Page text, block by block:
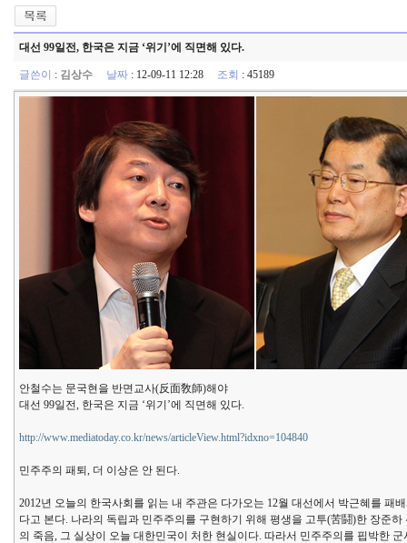
대선 99일전, 한국은 지금 ‘위기’에 직면해 있다.
글쓴이 : 김상수 날짜 : 12-09-11 12:28 조회 : 45189
안철수는 문국현을 반면교사(反面敎師)해야
대선 99일전, 한국은 지금 ‘위기’에 직면해 있다.
http://www.mediatoday.co.kr/news/articleView.html?idxno=104840
민주주의 패퇴, 더 이상은 안 된다.
2012년 오늘의 한국사회를 읽는 내 주관은 다가오는 12월 대선에서 박근혜를
다고 본다. 나라의 독립과 민주주의를 구현하기 위해 평생을 고투(苦鬪)한 장준
의 죽음, 그 실상이 오늘 대한민국이 처한 현실이다. 따라서 민주주의를 핍박한